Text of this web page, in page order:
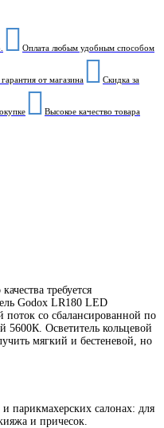
Оплата любым удобным способом
от магазина Скидка за
Высокое качество товара
требуется
Godox LR180 LED
поток со сбалансированной по
5600К. Осветитель кольцевой
мягкий и бестеневой, но
парикмахерских салонах: для
и причесок.